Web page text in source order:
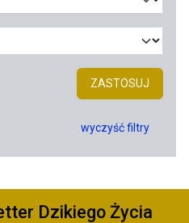
ZASTOSUJ
wyczyść filtry
Dzikiego Życia